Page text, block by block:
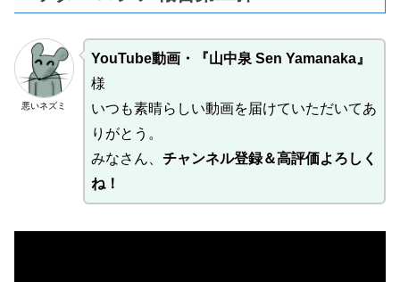
悪いネズミ
YouTube動画・『山中泉 Sen Yamanaka』
様
いつも素晴らしい動画を届けていただいてあ
りがとう。
みなさん、 チャンネル登録＆高評価よろしく
ね！